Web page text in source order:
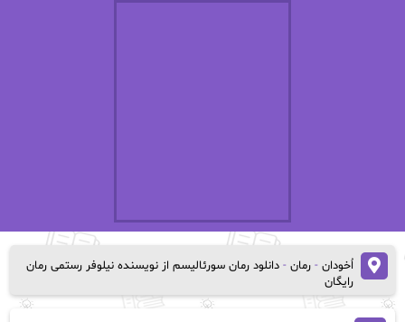
اُخودان- رمان- دانلود رمان سورئالیسم از نویسنده نیلوفر رستمی رمان
رایگان